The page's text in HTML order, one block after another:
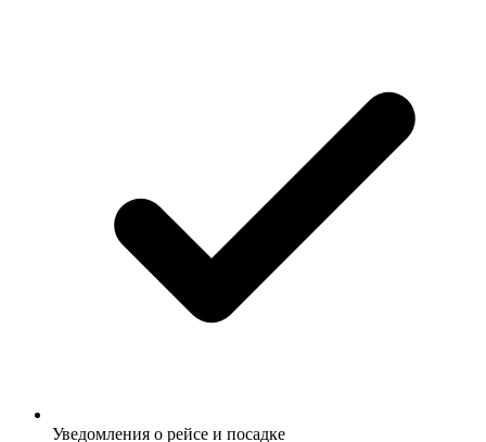
Уведомления о рейсе и посадке